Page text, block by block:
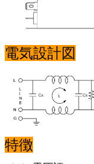
電気設計図
特徴